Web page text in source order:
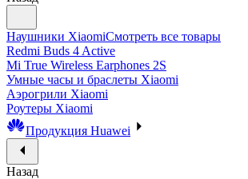
Наушники XiaomiСмотреть все товары
Redmi Buds 4 Active
Mi True Wireless Earphones 2S
Умные часы и браслеты Xiaomi
Аэрогрили Xiaomi
Роутеры Xiaomi
Продукция Huawei
Назад